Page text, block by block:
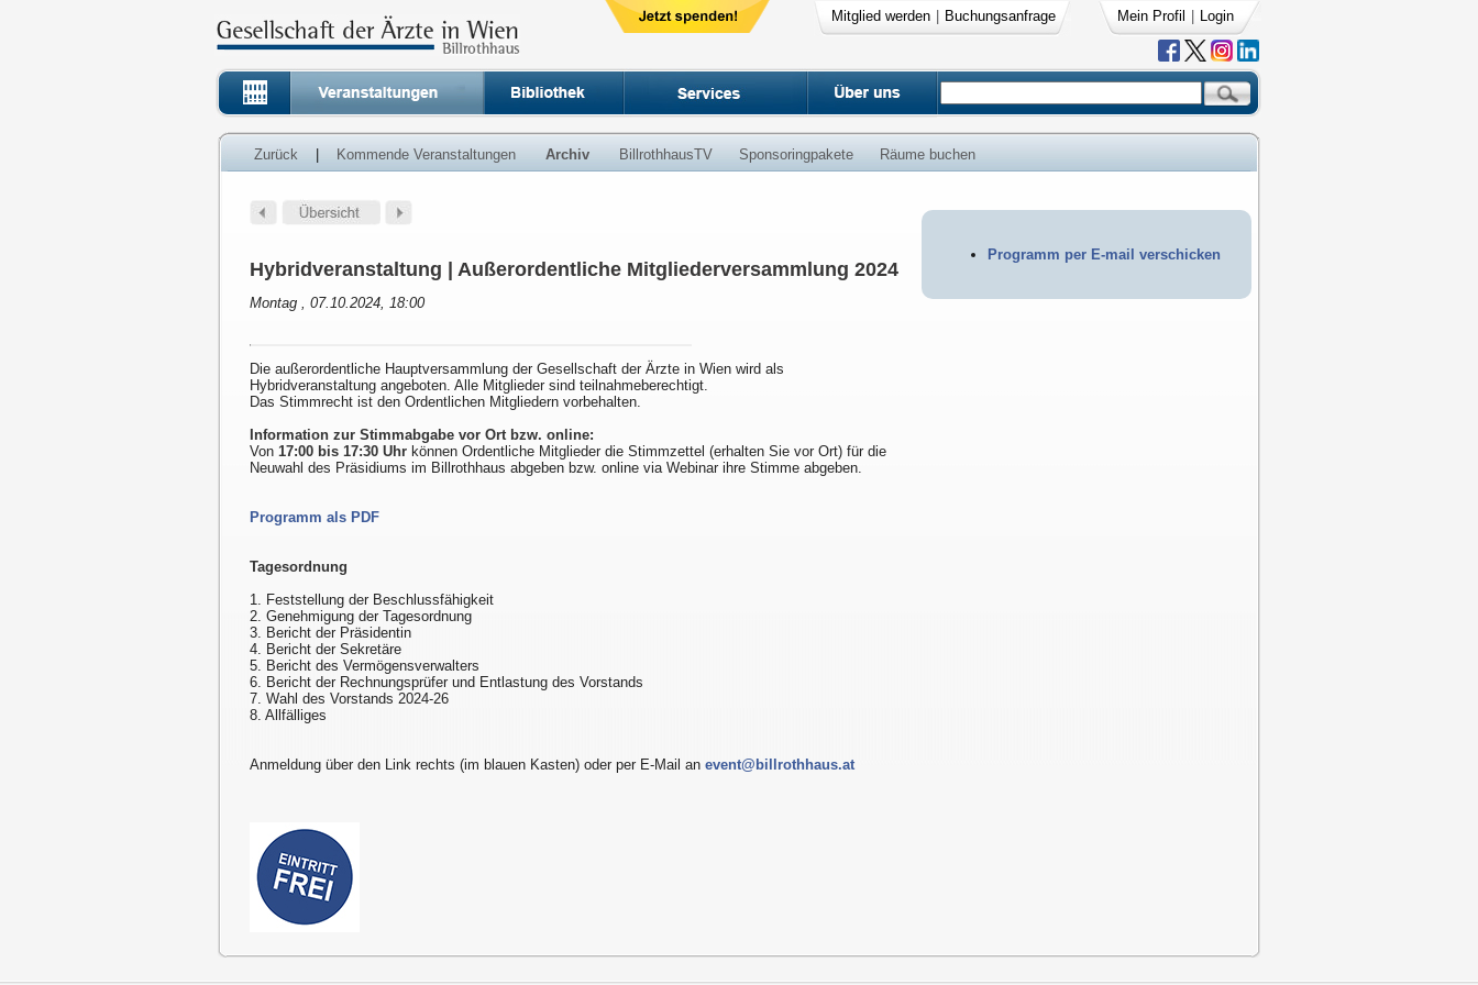
Mitglied werden Buchungsanfrage Mein Profil Login
Zurück Kommende Veranstaltungen Archiv BillrothhausTV Sponsoringpakete Räume buchen
Programm per E-mail verschicken
Hybridveranstaltung | Außerordentliche Mitgliederversammlung 2024
Montag , 07.10.2024, 18:00
Die außerordentliche Hauptversammlung der Gesellschaft der Ärzte in Wien wird als
Hybridveranstaltung angeboten. Alle Mitglieder sind teilnahmeberechtigt.
Das Stimmrecht ist den Ordentlichen Mitgliedern vorbehalten.
Information zur Stimmabgabe vor Ort bzw. online:
Von 17:00 bis 17:30 Uhr können Ordentliche Mitglieder die Stimmzettel (erhalten Sie vor Ort) für die
Neuwahl des Präsidiums im Billrothhaus abgeben bzw. online via Webinar ihre Stimme abgeben.
Programm als PDF
Tagesordnung
1. Feststellung der Beschlussfähigkeit
2. Genehmigung der Tagesordnung
3. Bericht der Präsidentin
4. Bericht der Sekretäre
5. Bericht des Vermögensverwalters
6. Bericht der Rechnungsprüfer und Entlastung des Vorstands
7. Wahl des Vorstands 2024-26
8. Allfälliges
Anmeldung über den Link rechts (im blauen Kasten) oder per E-Mail an event@billrothhaus.at